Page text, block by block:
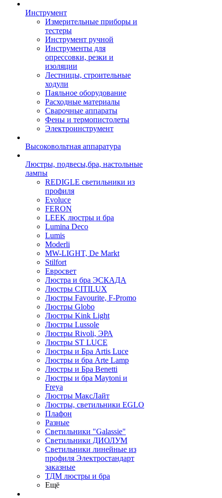
Инструмент
Измерительные приборы и
тестеры
Инструмент ручной
Инструменты для
опрессовки, резки и
изоляции
Лестницы, строительные
ходули
Паяльное оборудование
Расходные материалы
Сварочные аппараты
Фены и термопистолеты
Электроинструмент
Высоковольтная аппаратура
Люстры, подвесы,бра, настольные
лампы
REDIGLE светильники из
профиля
Evoluce
FERON
LEEK люстры и бра
Lumina Deco
Lumis
Moderli
MW-LIGHT, De Markt
Stilfort
Евросвет
Люстра и бра ЭСКАДА
Люстры CITILUX
Люстры Favourite, F-Promo
Люстры Globo
Люстры Kink Light
Люстры Lussole
Люстры Rivoli, ЭРА
Люстры ST LUCE
Люстры и Бра Artis Luce
Люстры и бра Arte Lamp
Люстры и Бра Benetti
Люстры и бра Maytoni и
Freya
Люстры МаксЛайт
Люстры, светильники EGLO
Плафон
Разные
Светильники "Galassie"
Светильники ДИОЛУМ
Светильники линейные из
профиля Электростандарт
заказные
ТДМ люстры и бра
Ещё